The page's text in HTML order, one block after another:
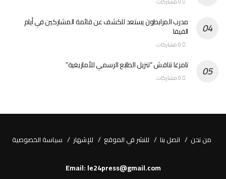
مدرب المرابطون يستعد للكشف عن قائمة المشاركين في أيام
الفيفا
تامزغا تناقش “تنزيل الطابع الرسمي للأمازيغية”
من نحن اتصل بنا للنشر في الموقع للإشهار سياسة الخصوصية
Email: le24press@gmail.com